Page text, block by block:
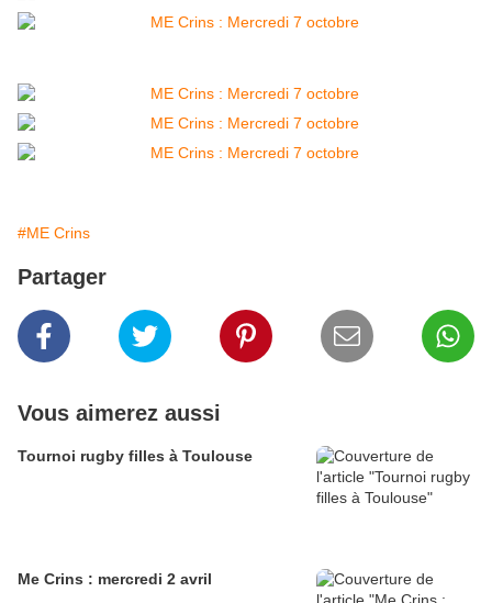
#ME Crins
Partager
Vous aimerez aussi
Tournoi rugby filles à Toulouse
Me Crins : mercredi 2 avril